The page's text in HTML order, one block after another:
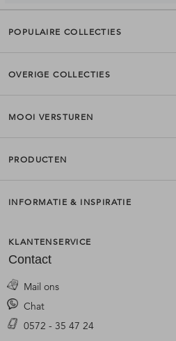
POPULAIRE COLLECTIES
OVERIGE COLLECTIES
MOOI VERSTUREN
PRODUCTEN
INFORMATIE & INSPIRATIE
KLANTENSERVICE
Contact
Mail ons
Chat
0572 - 35 47 24